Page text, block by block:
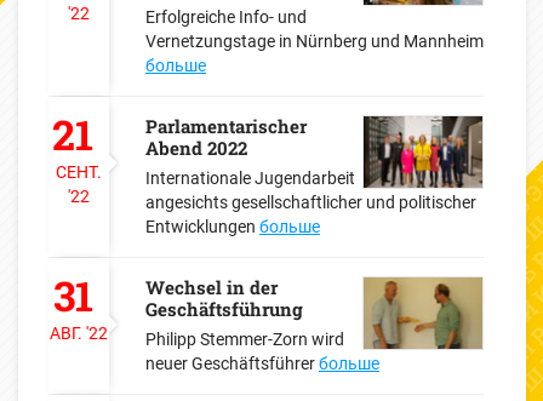
'22
Erfolgreiche Info- und
Vernetzungstage in Nürnberg und Mannheim
больше
21
СЕНТ.
'22
Parlamentarischer
Abend 2022
Internationale Jugendarbeit
angesichts gesellschaftlicher und politischer
Entwicklungen больше
31
АВГ. '22
Wechsel in der
Geschäftsführung
Philipp Stemmer-Zorn wird
neuer Geschäftsführerбольше